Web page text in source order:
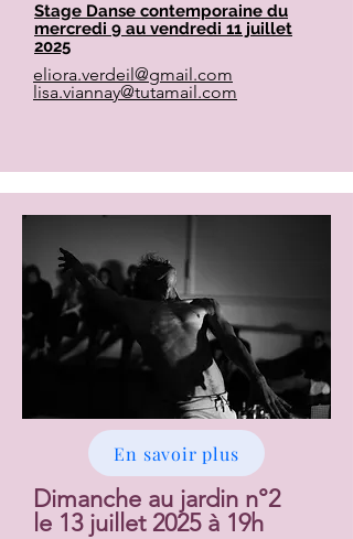
Stage Danse contemporaine du
mercredi 9 au vendredi 11 juillet
2025
eliora.verdeil@gmail.com
lisa.viannay@tutamail.com
En savoir plus
Dimanche au jardin n°2
le 13 juillet 2025 à 19h